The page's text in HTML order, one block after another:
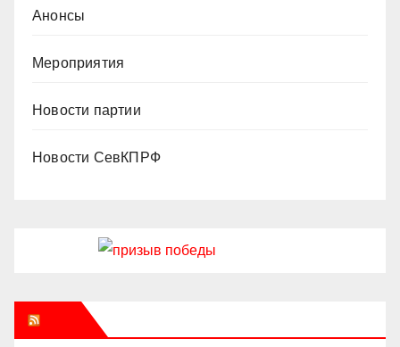
Анонсы
Мероприятия
Новости партии
Новости СевКПРФ